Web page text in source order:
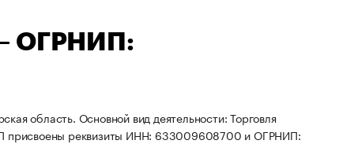
ОГРНИП:
область. Основной вид деятельности: Торговля
присвоены реквизиты ИНН: 633009608700 и ОГРНИП: